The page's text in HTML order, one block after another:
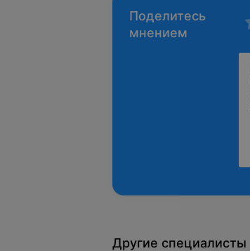
Поделитесь
мнением
Другие специалисты